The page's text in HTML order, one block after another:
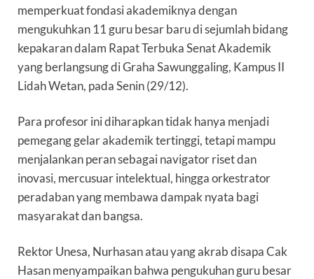
memperkuat fondasi akademiknya dengan
mengukuhkan 11 guru besar baru di sejumlah bidang
kepakaran dalam Rapat Terbuka Senat Akademik
yang berlangsung di Graha Sawunggaling, Kampus II
Lidah Wetan, pada Senin (29/12).
Para profesor ini diharapkan tidak hanya menjadi
pemegang gelar akademik tertinggi, tetapi mampu
menjalankan peran sebagai navigator riset dan
inovasi, mercusuar intelektual, hingga orkestrator
peradaban yang membawa dampak nyata bagi
masyarakat dan bangsa.
Rektor Unesa, Nurhasan atau yang akrab disapa Cak
Hasan menyampaikan bahwa pengukuhan guru besar